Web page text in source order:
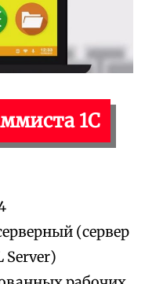
1С
(сервер
Server)